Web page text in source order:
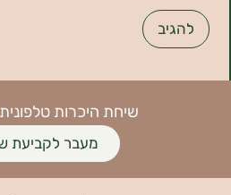
שיחת היכרות טלפונית ללא
מעבר לקביעת שיחה >